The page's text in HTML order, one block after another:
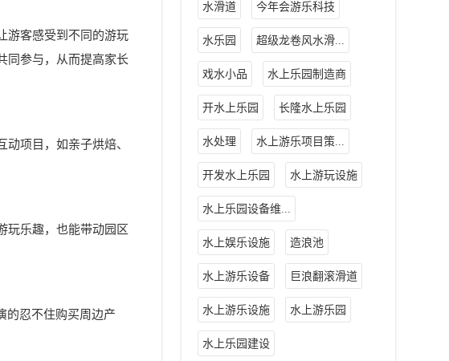
游客感受到不同的游玩
同参与，从而提高家长
项目，如亲子烘焙、
玩乐趣，也能带动园区
的忍不住购买周边产
水滑道 今年会游乐科技
水乐园 超级龙卷风水滑...
戏水小品 水上乐园制造商
开水上乐园 长隆水上乐园
水处理 水上游乐项目策...
开发水上乐园 水上游玩设施
水上乐园设备维...
水上娱乐设施 造浪池
水上游乐设备 巨浪翻滚滑道
水上游乐设施 水上游乐园
水上乐园建设